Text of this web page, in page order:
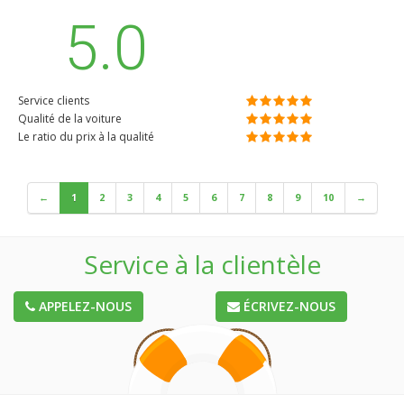
przekazu. Jerzy Staszewski 30.12.2025
5.0
Service clients
Qualité de la voiture
Le ratio du prix à la qualité
← 1 2 3 4 5 6 7 8 9 10 →
Service à la clientèle
APPELEZ-NOUS ÉCRIVEZ-NOUS